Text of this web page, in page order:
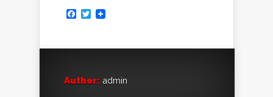
Facebook
Twitter
Author: admin